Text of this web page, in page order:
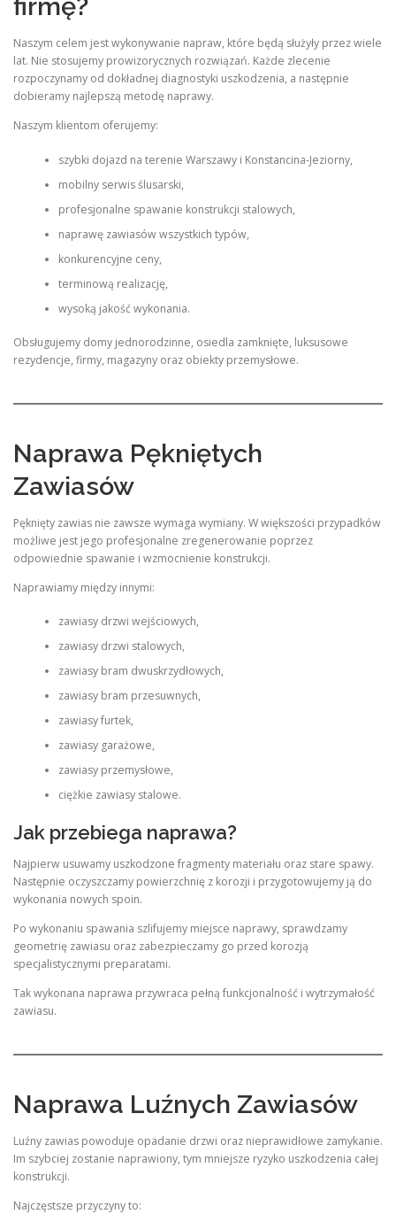
firmę?
Naszym celem jest wykonywanie napraw, które będą służyły przez wiele
lat. Nie stosujemy prowizorycznych rozwiązań. Każde zlecenie
rozpoczynamy od dokładnej diagnostyki uszkodzenia, a następnie
dobieramy najlepszą metodę naprawy.
Naszym klientom oferujemy:
szybki dojazd na terenie Warszawy i Konstancina-Jeziorny,
mobilny serwis ślusarski,
profesjonalne spawanie konstrukcji stalowych,
naprawę zawiasów wszystkich typów,
konkurencyjne ceny,
terminową realizację,
wysoką jakość wykonania.
Obsługujemy domy jednorodzinne, osiedla zamknięte, luksusowe
rezydencje, firmy, magazyny oraz obiekty przemysłowe.
Naprawa Pękniętych
Zawiasów
Pęknięty zawias nie zawsze wymaga wymiany. W większości przypadków
możliwe jest jego profesjonalne zregenerowanie poprzez
odpowiednie spawanie i wzmocnienie konstrukcji.
Naprawiamy między innymi:
zawiasy drzwi wejściowych,
zawiasy drzwi stalowych,
zawiasy bram dwuskrzydłowych,
zawiasy bram przesuwnych,
zawiasy furtek,
zawiasy garażowe,
zawiasy przemysłowe,
ciężkie zawiasy stalowe.
Jak przebiega naprawa?
Najpierw usuwamy uszkodzone fragmenty materiału oraz stare spawy.
Następnie oczyszczamy powierzchnię z korozji i przygotowujemy ją do
wykonania nowych spoin.
Po wykonaniu spawania szlifujemy miejsce naprawy, sprawdzamy
geometrię zawiasu oraz zabezpieczamy go przed korozją
specjalistycznymi preparatami.
Tak wykonana naprawa przywraca pełną funkcjonalność i wytrzymałość
zawiasu.
Naprawa Luźnych Zawiasów
Luźny zawias powoduje opadanie drzwi oraz nieprawidłowe zamykanie.
Im szybciej zostanie naprawiony, tym mniejsze ryzyko uszkodzenia całej
konstrukcji.
Najczęstsze przyczyny to: